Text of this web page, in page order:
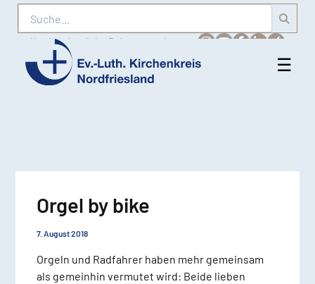
Suche
Karriere Amtliche Bekanntmachungen
Ev.-
☰
Orgel by bike
7. August 2018
Orgeln und Radfahrer haben mehr gemeinsam
als gemeinhin vermutet wird: Beide lieben